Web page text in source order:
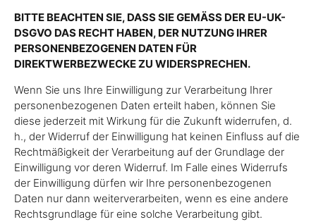
BITTE BEACHTEN SIE, DASS SIE GEMÄSS DER EU-UK-
DSGVO DAS RECHT HABEN, DER NUTZUNG IHRER
PERSONENBEZOGENEN DATEN FÜR
DIREKTWERBEZWECKE ZU WIDERSPRECHEN.
Wenn Sie uns Ihre Einwilligung zur Verarbeitung Ihrer
personenbezogenen Daten erteilt haben, können Sie
diese jederzeit mit Wirkung für die Zukunft widerrufen, d.
h., der Widerruf der Einwilligung hat keinen Einfluss auf die
Rechtmäßigkeit der Verarbeitung auf der Grundlage der
Einwilligung vor deren Widerruf. Im Falle eines Widerrufs
der Einwilligung dürfen wir Ihre personenbezogenen
Daten nur dann weiterverarbeiten, wenn es eine andere
Rechtsgrundlage für eine solche Verarbeitung gibt.